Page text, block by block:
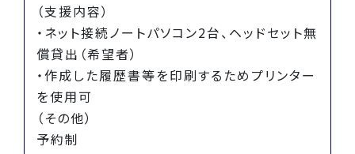
（支援内容）
・ネット接続ノートパソコン2台、ヘッドセット無
償貸出（希望者）
・作成した履歴書等を印刷するためプリンター
を使用可
（その他）
予約制